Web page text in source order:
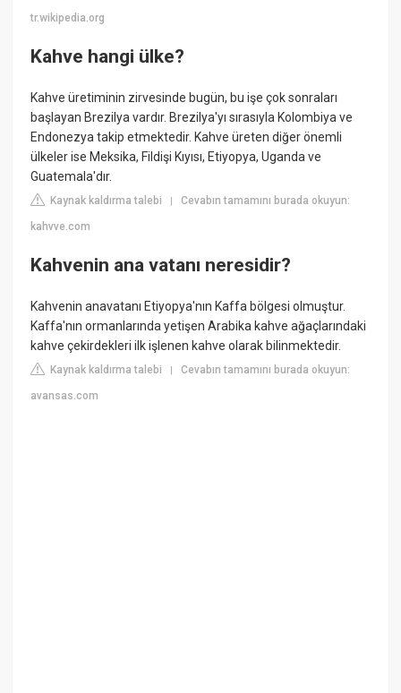
tr.wikipedia.org
Kahve hangi ülke?
Kahve üretiminin zirvesinde bugün, bu işe çok sonraları
başlayan Brezilya vardır. Brezilya'yı sırasıyla Kolombiya ve
Endonezya takip etmektedir. Kahve üreten diğer önemli
ülkeler ise Meksika, Fildişi Kıyısı, Etiyopya, Uganda ve
Guatemala'dır.
Kaynak kaldırma talebi |Cevabın tamamını burada okuyun:
kahvve.com
Kahvenin ana vatanı neresidir?
Kahvenin anavatanı Etiyopya'nın Kaffa bölgesi olmuştur.
Kaffa'nın ormanlarında yetişen Arabika kahve ağaçlarındaki
kahve çekirdekleri ilk işlenen kahve olarak bilinmektedir.
Kaynak kaldırma talebi |Cevabın tamamını burada okuyun:
avansas.com